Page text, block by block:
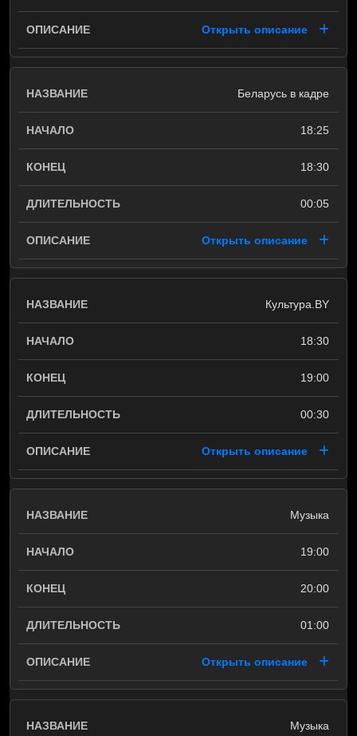
Открыть описание
Беларусь в кадре
18:25
18:30
00:05
Открыть описание
Культура.BY
18:30
19:00
00:30
Открыть описание
Музыка
19:00
20:00
01:00
Открыть описание
Музыка